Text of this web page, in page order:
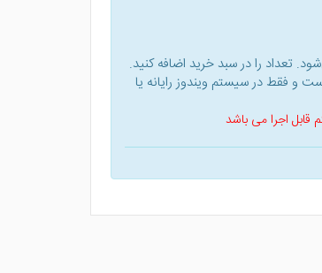
تعداد را در سبد خرید اضافه کنید.
و فقط در سیستم ویندوز رایانه یا
قابل اجرا می باشد